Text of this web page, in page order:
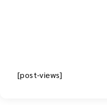
[post-views]